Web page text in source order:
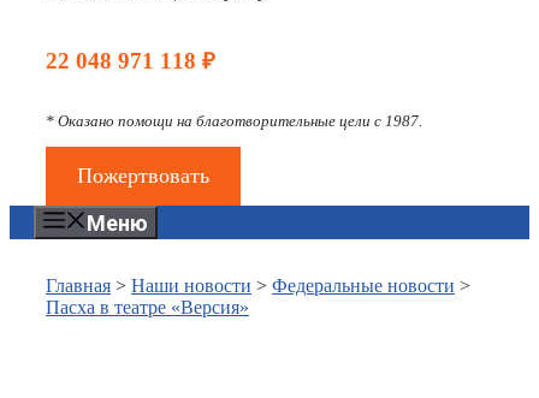
22 048 971 118 ₽
* Оказано помощи на благотворительные цели с 1987.
Пожертвовать
Меню
Главная > Наши новости > Федеральные новости >
Пасха в театре «Версия»